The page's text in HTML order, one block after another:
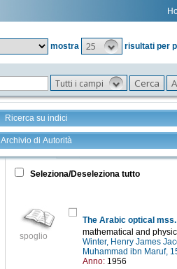
mostra
25 risultati per
Tutti i campi
Ricerca su indici
Archivio di Autorità
Tutto +
Seleziona/Deseleziona tutto
spoglio
The Arabic optical
mathematical and
Winter, Henry James
Muhammad ibn Maruf,
Anno: 1956